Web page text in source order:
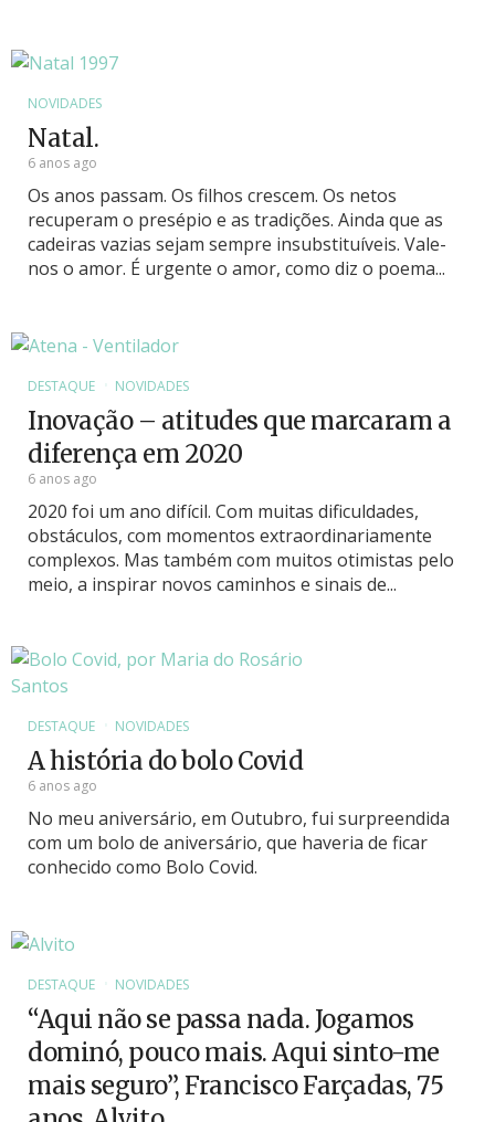
NOVIDADES
Natal.
6 anos ago
Os anos passam. Os filhos crescem. Os netos
recuperam o presépio e as tradições. Ainda que as
cadeiras vazias sejam sempre insubstituíveis. Vale-
nos o amor. É urgente o amor, como diz o poema...
DESTAQUE NOVIDADES
Inovação – atitudes que marcaram a
diferença em 2020
6 anos ago
2020 foi um ano difícil. Com muitas dificuldades,
obstáculos, com momentos extraordinariamente
complexos. Mas também com muitos otimistas pelo
meio, a inspirar novos caminhos e sinais de...
DESTAQUE NOVIDADES
A história do bolo Covid
6 anos ago
No meu aniversário, em Outubro, fui surpreendida
com um bolo de aniversário, que haveria de ficar
conhecido como Bolo Covid.
DESTAQUE NOVIDADES
“Aqui não se passa nada. Jogamos
dominó, pouco mais. Aqui sinto-me
mais seguro”, Francisco Farçadas, 75